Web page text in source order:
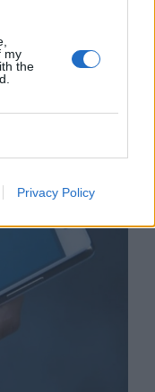
my
the
Privacy Policy
в